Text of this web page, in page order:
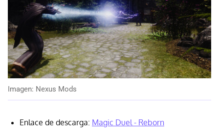
Imagen: Nexus Mods
Enlace de descarga: Magic Duel - Reborn